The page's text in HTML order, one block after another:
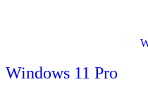
Windows 11 Pro